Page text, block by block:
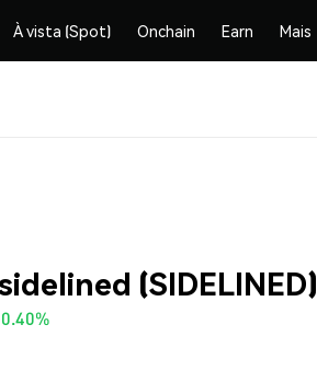
À vista (Spot) Onchain Earn Mais
(SIDELINED)